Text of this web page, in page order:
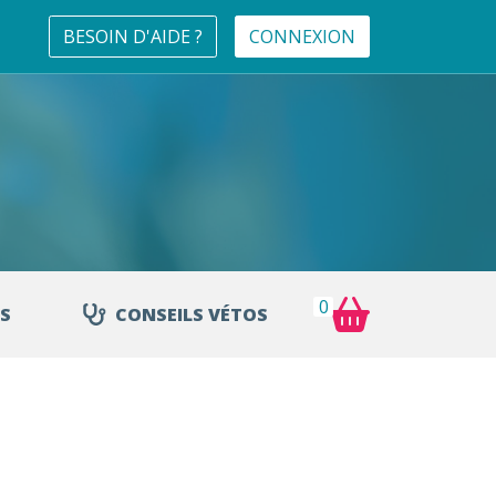
BESOIN D'AIDE ? CONNEXION
CONSEILS VÉTOS 0